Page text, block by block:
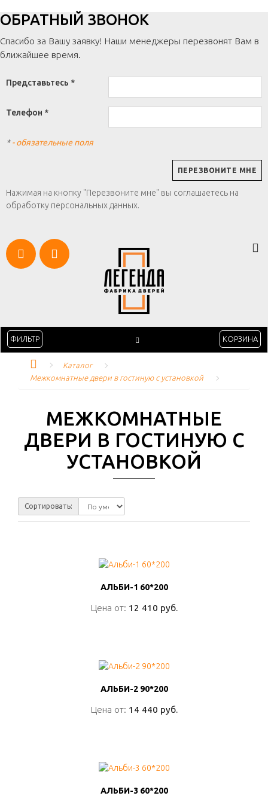
ОБРАТНЫЙ ЗВОНОК
Спасибо за Вашу заявку! Наши менеджеры перезвонят Вам в
ближайшее время.
Представьтесь *
Телефон *
*- обязательные поля
Нажимая на кнопку "Перезвоните мне" вы соглашаетесь на
обработку персональных данных.
ФИЛЬТР КОРЗИНА
Каталог
Межкомнатные двери в гостиную с установкой
МЕЖКОМНАТНЫЕ
ДВЕРИ В ГОСТИНУЮ С
УСТАНОВКОЙ
Сортировать:
АЛЬБИ-1 60*200
Цена от: 12 410 руб.
АЛЬБИ-1 60*200
Цена от: 12 410 руб.
АЛЬБИ-2 90*200
Цена от: 14 440 руб.
АЛЬБИ-2 90*200
Цена от: 14 440 руб.
АЛЬБИ-3 60*200
АЛЬБИ-3 60*200